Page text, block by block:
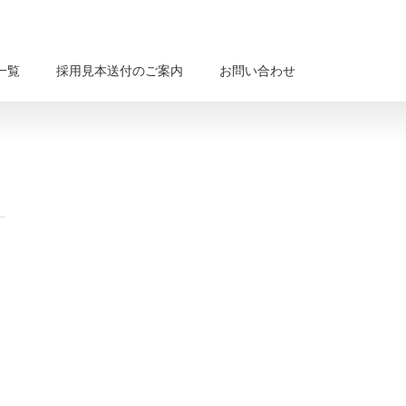
覧 採用見本送付のご案内 お問い合わせ